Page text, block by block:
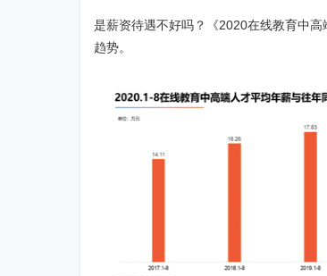
是薪资待遇不好吗？《2020在线教育中
趋势。